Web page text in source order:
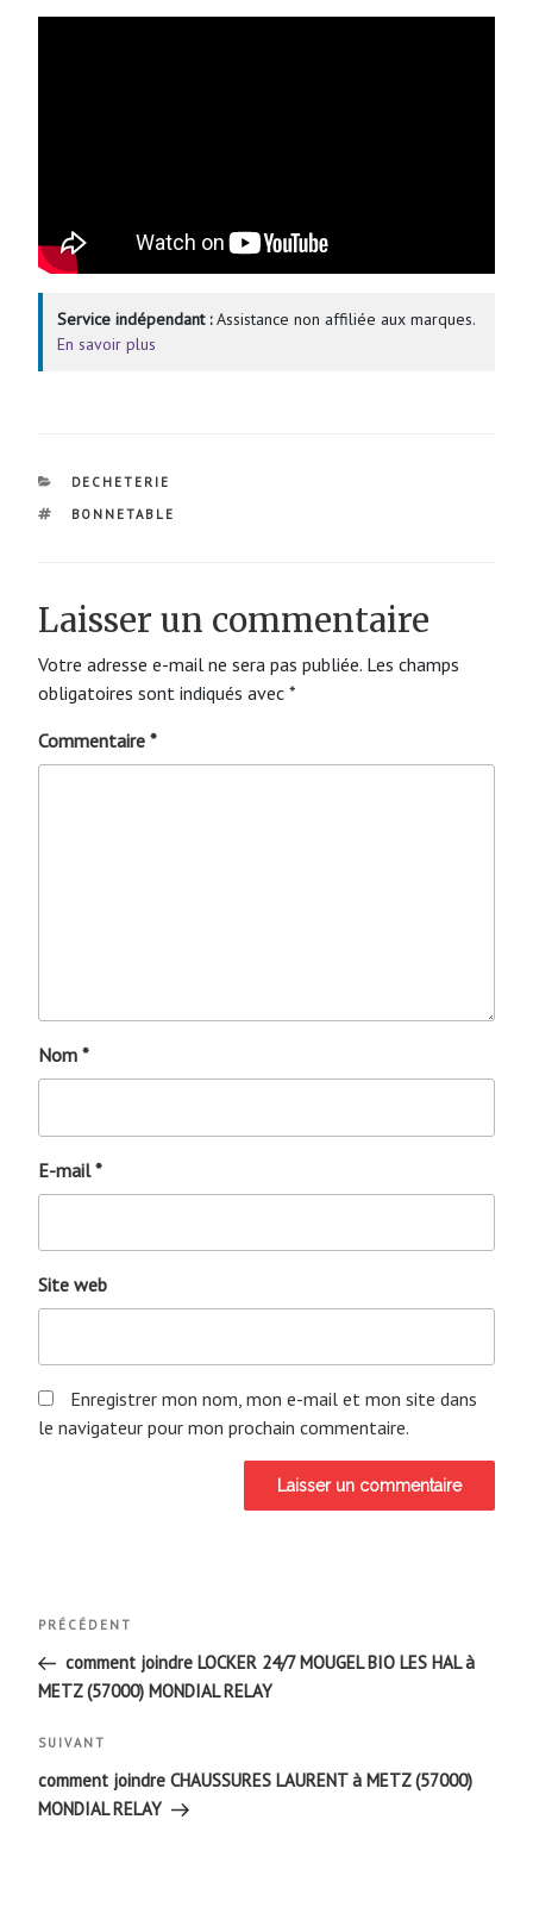
Service indépendant :Assistance non affiliée aux marques.
En savoir plus
CATÉGORIES
DECHETERIE
ÉTIQUETTES
BONNETABLE
Laisser un commentaire
Votre adresse e-mail ne sera pas publiée. Les champs
obligatoires sont indiqués avec *
Commentaire *
Nom *
E-mail*
Site web
Enregistrer mon nom, mon e-mail et mon site dans
le navigateur pour mon prochain commentaire.
Navigation
de
l’article
Article
précédent
PRÉCÉDENT
comment joindre LOCKER 24/7 MOUGEL BIO LES HAL à
METZ (57000) MONDIAL RELAY
Article
suivant
SUIVANT
comment joindre CHAUSSURES LAURENT à METZ (57000)
MONDIAL RELAY